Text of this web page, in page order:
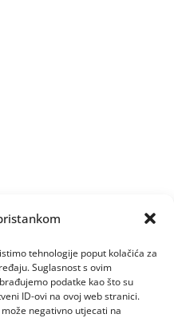
tehnologije poput kolačića za
Suglasnost s ovim
podatke kao što su
ID-ovi na ovoj web stranici.
negativno utjecati na